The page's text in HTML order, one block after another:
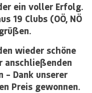
ein voller Erfolg.
19 Clubs (OÖ, NÖ
wieder schöne
anschließenden
Dank unserer
Preis gewonnen.